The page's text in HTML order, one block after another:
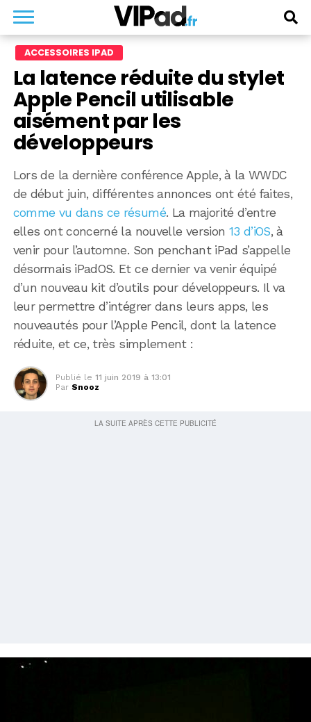
ACCESSOIRES IPAD
La latence réduite du stylet
Apple Pencil utilisable
aisément par les
développeurs
Lors de la dernière conférence Apple, à la WWDC
de début juin, différentes annonces ont été faites,
comme vu dans ce résumé. La majorité d’entre
elles ont concerné la nouvelle version 13 d’iOS, à
venir pour l’automne. Son penchant iPad s’appelle
désormais iPadOS. Et ce dernier va venir équipé
d’un nouveau kit d’outils pour développeurs. Il va
leur permettre d’intégrer dans leurs apps, les
nouveautés pour l’Apple Pencil, dont la latence
réduite, et ce, très simplement :
Publié le 11 juin 2019 à 13:01
Par Snooz